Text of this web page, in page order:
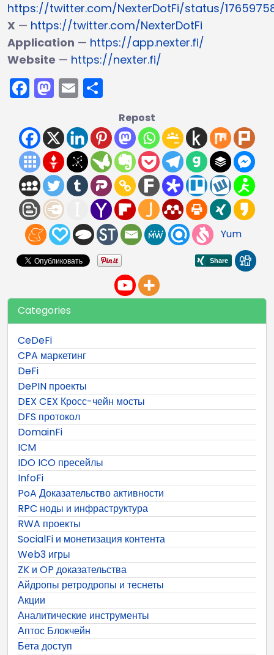
https://twitter.com/NexterDotFi/status/
X — https://twitter.com/NexterDotFi
Application — https://app.nexter.fi/
Website — https://nexter.fi/
Facebook
Mastodon
Email
Repost
Yum
Categories
CeDeFi
CPA маркетинг
DeFi
DePIN проекты
DEX CEX Кросс-чейн мосты
DFS протокол
DomainFi
ICM
IDO ICO пресейлы
InfoFi
PoA Доказательство активности
RPC ноды и инфраструктура
RWA проекты
SocialFi и монетизация контента
Web3 игры
ZK и OP доказательства
Айдропы ретродропы и теснеты
Акции
Аналитические инструменты
Аптос Блокчейн
Бета доступ